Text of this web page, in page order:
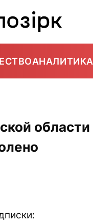
АНАЛИТИКА
области